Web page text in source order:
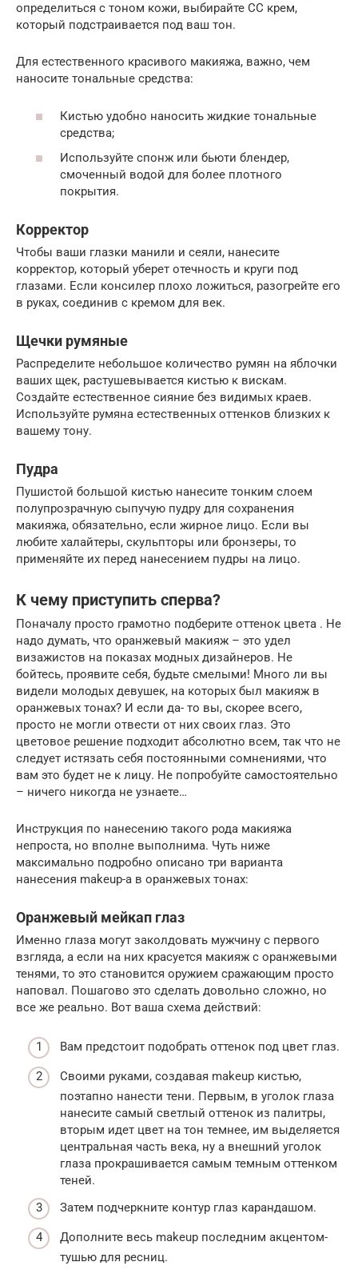
определиться с тоном кожи, выбирайте СС крем,
который подстраивается под ваш тон.
Для естественного красивого макияжа, важно, чем
наносите тональные средства:
Кистью удобно наносить жидкие тональные
средства;
Используйте спонж или бьюти блендер,
смоченный водой для более плотного
покрытия.
Корректор
Чтобы ваши глазки манили и сеяли, нанесите
корректор, который уберет отечность и круги под
глазами. Если консилер плохо ложиться, разогрейте его
в руках, соединив с кремом для век.
Щечки румяные
Распределите небольшое количество румян на яблочки
ваших щек, растушевывается кистью к вискам.
Создайте естественное сияние без видимых краев.
Используйте румяна естественных оттенков близких к
вашему тону.
Пудра
Пушистой большой кистью нанесите тонким слоем
полупрозрачную сыпучую пудру для сохранения
макияжа, обязательно, если жирное лицо. Если вы
любите халайтеры, скульпторы или бронзеры, то
применяйте их перед нанесением пудры на лицо.
К чему приступить сперва?
Поначалу просто грамотно подберите оттенок цвета . Не
надо думать, что оранжевый макияж – это удел
визажистов на показах модных дизайнеров. Не
бойтесь, проявите себя, будьте смелыми! Много ли вы
видели молодых девушек, на которых был макияж в
оранжевых тонах? И если да- то вы, скорее всего,
просто не могли отвести от них своих глаз. Это
цветовое решение подходит абсолютно всем, так что не
следует истязать себя постоянными сомнениями, что
вам это будет не к лицу. Не попробуйте самостоятельно
– ничего никогда не узнаете…
Инструкция по нанесению такого рода макияжа
непроста, но вполне выполнима. Чуть ниже
максимально подробно описано три варианта
нанесения makeup-а в оранжевых тонах:
Оранжевый мейкап глаз
Именно глаза могут заколдовать мужчину с первого
взгляда, а если на них красуется макияж с оранжевыми
тенями, то это становится оружием сражающим просто
наповал. Пошагово это сделать довольно сложно, но
все же реально. Вот ваша схема действий:
Вам предстоит подобрать оттенок под цвет глаз.
Своими руками, создавая makeup кистью,
поэтапно нанести тени. Первым, в уголок глаза
нанесите самый светлый оттенок из палитры,
вторым идет цвет на тон темнее, им выделяется
центральная часть века, ну а внешний уголок
глаза прокрашивается самым темным оттенком
теней.
Затем подчеркните контур глаз карандашом.
Дополните весь makeup последним акцентом-
тушью для ресниц.